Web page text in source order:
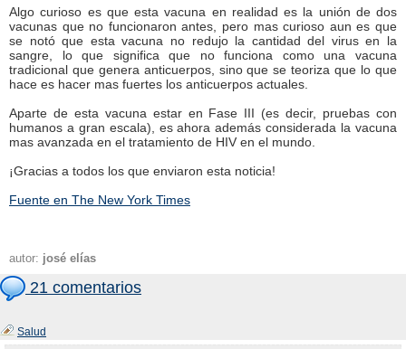
Algo curioso es que esta vacuna en realidad es la unión de dos
vacunas que no funcionaron antes, pero mas curioso aun es que
se notó que esta vacuna no redujo la cantidad del virus en la
sangre, lo que significa que no funciona como una vacuna
tradicional que genera anticuerpos, sino que se teoriza que lo que
hace es hacer mas fuertes los anticuerpos actuales.
Aparte de esta vacuna estar en Fase III (es decir, pruebas con
humanos a gran escala), es ahora además considerada la vacuna
mas avanzada en el tratamiento de HIV en el mundo.
¡Gracias a todos los que enviaron esta noticia!
Fuente en The New York Times
autor: josé elías
21 comentarios
Salud